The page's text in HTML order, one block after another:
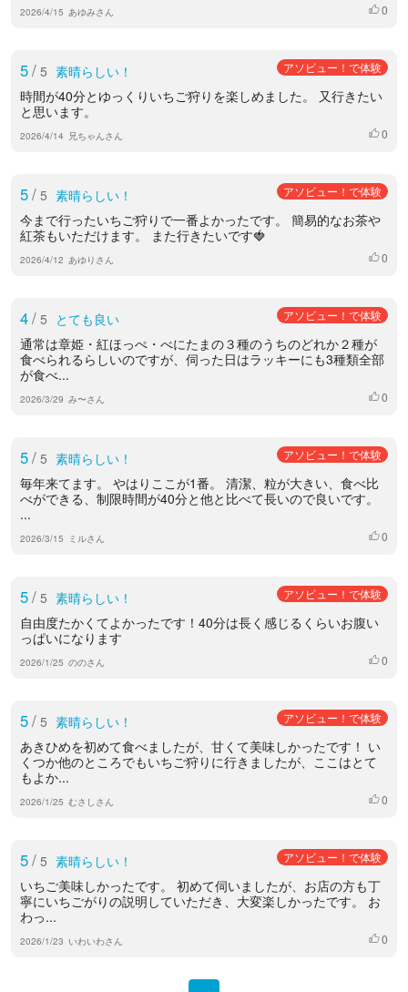
2026/4/15 あゆみさん いいね
0
5/ 5 素晴らしい！ アソビュー！で体験
時間が40分とゆっくりいちご狩りを楽しめました。 又行きたい
と思います。
2026/4/14 兄ちゃんさん いいね
0
5/ 5 素晴らしい！ アソビュー！で体験
今まで行ったいちご狩りで一番よかったです。 簡易的なお茶や
紅茶もいただけます。 また行きたいです🍓
2026/4/12 あゆりさん いいね
0
4/ 5 とても良い アソビュー！で体験
通常は章姫・紅ほっぺ・べにたまの３種のうちのどれか２種が
食べられるらしいのですが、伺った日はラッキーにも3種類全部
が食べ...
2026/3/29 み〜さん いいね
0
5/ 5 素晴らしい！ アソビュー！で体験
毎年来てます。 やはりここが1番。 清潔、粒が大きい、食べ比
べができる、制限時間が40分と他と比べて長いので良いです。
...
2026/3/15 ミルさん いいね
0
5/ 5 素晴らしい！ アソビュー！で体験
自由度たかくてよかったです！40分は長く感じるくらいお腹い
っぱいになります
2026/1/25 ののさん いいね
0
5/ 5 素晴らしい！ アソビュー！で体験
あきひめを初めて食べましたが、甘くて美味しかったです！ い
くつか他のところでもいちご狩りに行きましたが、ここはとて
もよか...
2026/1/25 むさしさん いいね
0
5/ 5 素晴らしい！ アソビュー！で体験
いちご美味しかったです。 初めて伺いましたが、お店の方も丁
寧にいちごがりの説明していただき、大変楽しかったです。 お
わっ...
2026/1/23 いわいわさん いいね
0